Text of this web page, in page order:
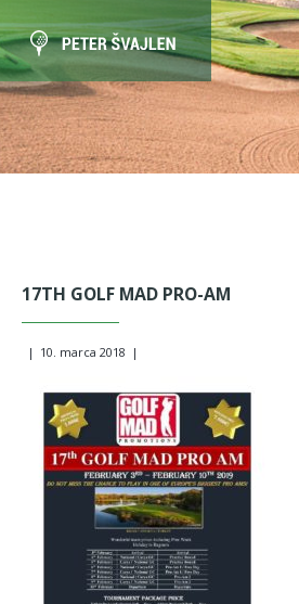
17TH GOLF MAD PRO-AM
| 10. marca 2018 |